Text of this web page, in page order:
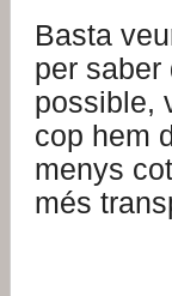
Basta
per saber
possible,
cop hem
menys
més